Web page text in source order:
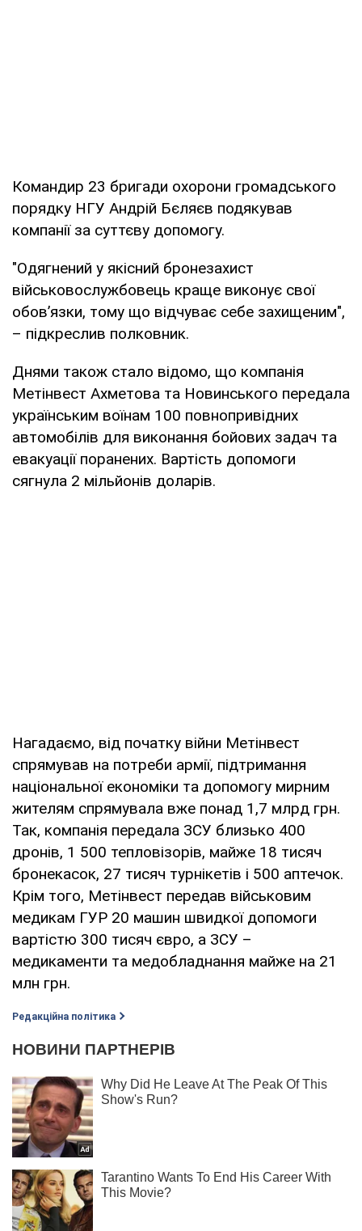
Командир 23 бригади охорони громадського
порядку НГУ Андрій Бєляєв подякував
компанії за суттєву допомогу.
"Одягнений у якісний бронезахист
військовослужбовець краще виконує свої
обов’язки, тому що відчуває себе захищеним",
– підкреслив полковник.
Днями також стало відомо, що компанія
Метінвест Ахметова та Новинського передала
українським воїнам 100 повнопривідних
автомобілів для виконання бойових задач та
евакуації поранених. Вартість допомоги
сягнула 2 мільйонів доларів.
Нагадаємо, від початку війни Метінвест
спрямував на потреби армії, підтримання
національної економіки та допомогу мирним
жителям спрямувала вже понад 1,7 млрд грн.
Так, компанія передала ЗСУ близько 400
дронів, 1 500 тепловізорів, майже 18 тисяч
бронекасок, 27 тисяч турнікетів і 500 аптечок.
Крім того, Метінвест передав військовим
медикам ГУР 20 машин швидкої допомоги
вартістю 300 тисяч євро, а ЗСУ –
медикаменти та медобладнання майже на 21
млн грн.
Редакційна політика